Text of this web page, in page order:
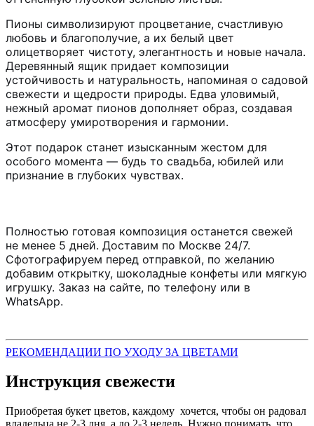
Пионы символизируют процветание, счастливую
любовь и благополучие, а их белый цвет
олицетворяет чистоту, элегантность и новые начала.
Деревянный ящик придает композиции
устойчивость и натуральность, напоминая о садовой
свежести и щедрости природы. Едва уловимый,
нежный аромат пионов дополняет образ, создавая
атмосферу умиротворения и гармонии.
Этот подарок станет изысканным жестом для
особого момента — будь то свадьба, юбилей или
признание в глубоких чувствах.
Полностью готовая композиция останется свежей
не менее 5 дней. Доставим по Москве 24/7.
Сфотографируем перед отправкой, по желанию
добавим открытку, шоколадные конфеты или мягкую
игрушку. Заказ на сайте, по телефону или в
WhatsApp.
РЕКОМЕНДАЦИИ ПО УХОДУ ЗА ЦВЕТАМИ
Инструкция свежести
Приобретая букет цветов, каждому хочется, чтобы он радовал